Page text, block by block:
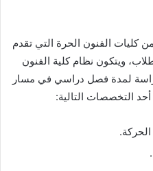
الفنون الحرة التي تقدم
ويتكون نظام كلية الفنون
لمدة فصل دراسي في مسار
التخصصات التالية: